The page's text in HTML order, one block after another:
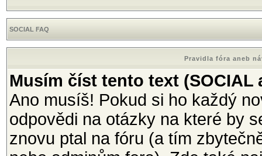
SOCIAL FAQ
Pravidla fóra aneb
Musím číst tento text (SOCIAL
Ano musíš! Pokud si ho každý
odpovědi na otázky na které by
znovu ptal na fóru (a tím